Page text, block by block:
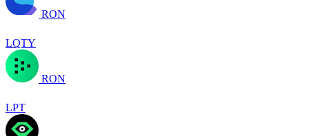
RON
LQTY
RON
LPT